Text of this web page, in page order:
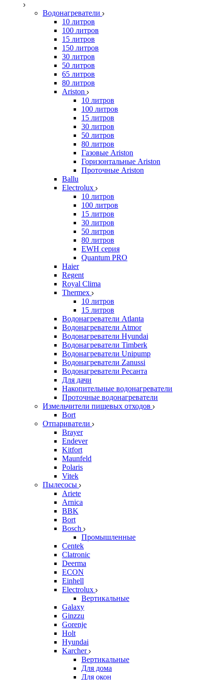
Водонагреватели
10 литров
100 литров
15 литров
150 литров
30 литров
50 литров
65 литров
80 литров
Ariston
10 литров
100 литров
15 литров
30 литров
50 литров
80 литров
Газовые Ariston
Горизонтальные Ariston
Проточные Ariston
Ballu
Electrolux
10 литров
100 литров
15 литров
30 литров
50 литров
80 литров
EWH серия
Quantum PRO
Haier
Regent
Royal Clima
Thermex
10 литров
15 литров
Водонагреватели Atlanta
Водонагреватели Atmor
Водонагреватели Hyundai
Водонагреватели Timberk
Водонагреватели Unipump
Водонагреватели Zanussi
Водонагреватели Ресанта
Для дачи
Накопительные водонагреватели
Проточные водонагреватели
Измельчители пищевых отходов
Bort
Отпариватели
Brayer
Endever
Kitfort
Maunfeld
Polaris
Vitek
Пылесосы
Ariete
Arnica
BBK
Bort
Bosch
Промышленные
Centek
Clatronic
Deerma
ECON
Einhell
Electrolux
Вертикальные
Galaxy
Ginzzu
Gorenje
Holt
Hyundai
Karcher
Вертикальные
Для дома
Для окон